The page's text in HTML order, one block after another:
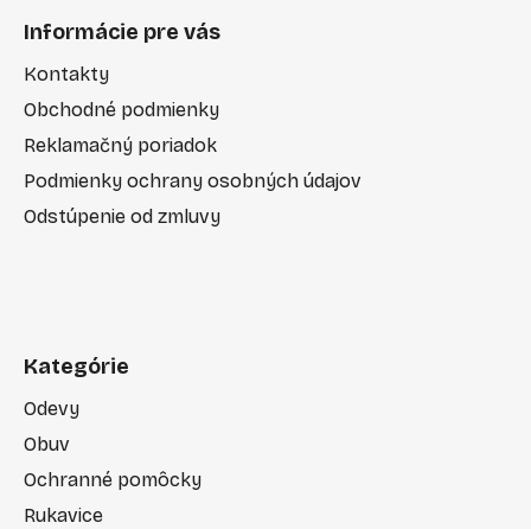
Informácie pre vás
Kontakty
Obchodné podmienky
Reklamačný poriadok
Podmienky ochrany osobných údajov
Odstúpenie od zmluvy
Kategórie
Odevy
Obuv
Ochranné pomôcky
Rukavice